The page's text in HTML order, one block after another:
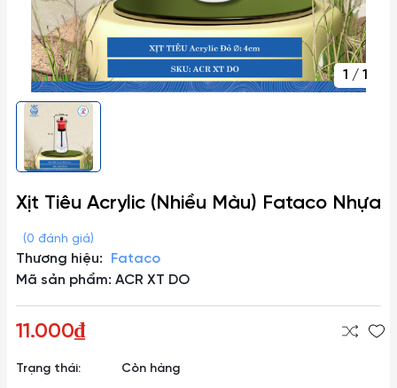
1 / 1
Xịt Tiêu Acrylic (Nhiều Màu) Fataco Nhựa
(0 đánh giá)
Thương hiệu:
Fataco
Mã sản phẩm: ACR XT DO
11.000₫
Trạng thái: Còn hàng